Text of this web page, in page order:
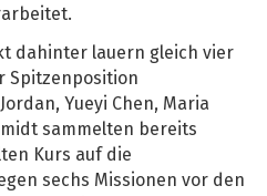
dahinter lauern gleich vier
Spitzenposition
Yueyi Chen, Maria
sammelten bereits
Kurs auf die
sechs Missionen vor den